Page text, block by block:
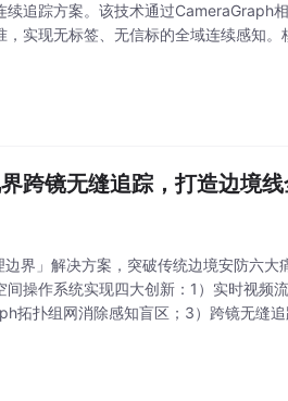
追踪方案。该技术通过CameraGraph
实现无标签、无信标的全域连续感知。
跨镜无缝追踪，打造边境
界」解决方案，突破传统边境安防六大
操作系统实现四大创新：1）实时视频
拓扑组网消除感知盲区；3）跨镜无缝追